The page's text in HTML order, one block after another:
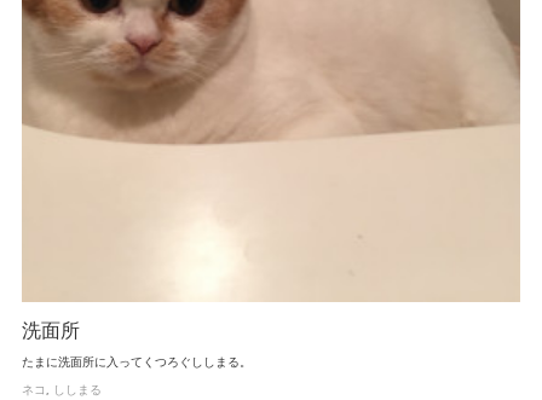
洗面所
たまに洗面所に入ってくつろぐししまる。
ネコ ししまる